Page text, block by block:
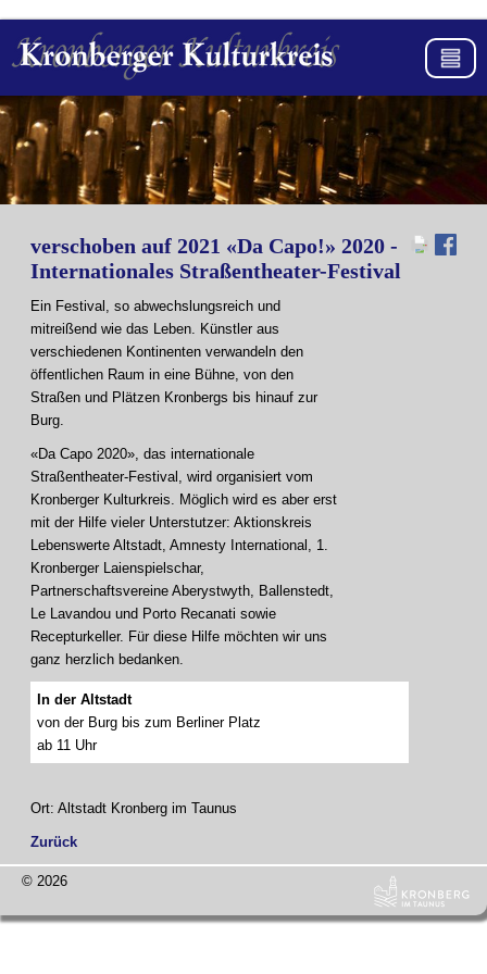
verschoben auf 2021 «Da Capo!» 2020 -
Internationales Straßentheater-Festival
Ein Festival, so abwechslungsreich und
mitreißend wie das Leben. Künstler aus
verschiedenen Kontinenten verwandeln den
öffentlichen Raum in eine Bühne, von den
Straßen und Plätzen Kronbergs bis hinauf zur
Burg.
«Da Capo 2020», das internationale
Straßentheater-Festival, wird organisiert vom
Kronberger Kulturkreis. Möglich wird es aber erst
mit der Hilfe vieler Unterstutzer: Aktionskreis
Lebenswerte Altstadt, Amnesty International, 1.
Kronberger Laienspielschar,
Partnerschaftsvereine Aberystwyth, Ballenstedt,
Le Lavandou und Porto Recanati sowie
Recepturkeller. Für diese Hilfe möchten wir uns
ganz herzlich bedanken.
In der Altstadt
von der Burg bis zum Berliner Platz
ab 11 Uhr
Ort: Altstadt Kronberg im Taunus
Zurück
© 2026